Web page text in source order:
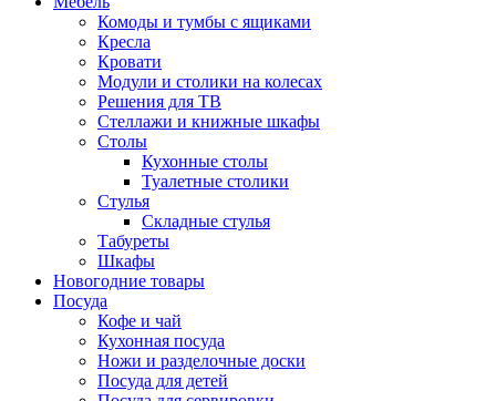
Комоды и тумбы с ящиками
Кресла
Кровати
Модули и столики на колесах
Решения для ТВ
Стеллажи и книжные шкафы
Столы
Кухонные столы
Туалетные столики
Стулья
Складные стулья
Табуреты
Шкафы
Новогодние товары
Посуда
Кофе и чай
Кухонная посуда
Ножи и разделочные доски
Посуда для детей